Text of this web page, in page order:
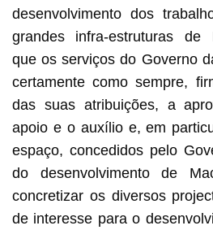
desenvolvimento dos
grandes infra-estruturas de
que os serviços do Governo
certamente como sempre,
das suas atribuições, a
apoio e o auxílio e, em
espaço, concedidos pelo
do desenvolvimento de
concretizar os diversos
de interesse para o